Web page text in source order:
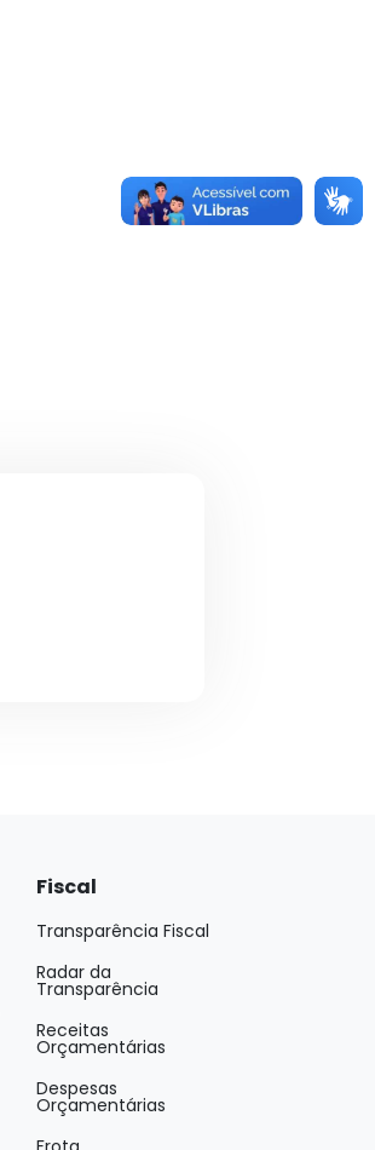
Fiscal
Transparência Fiscal
Radar da
Transparência
Receitas
Orçamentárias
Despesas
Orçamentárias